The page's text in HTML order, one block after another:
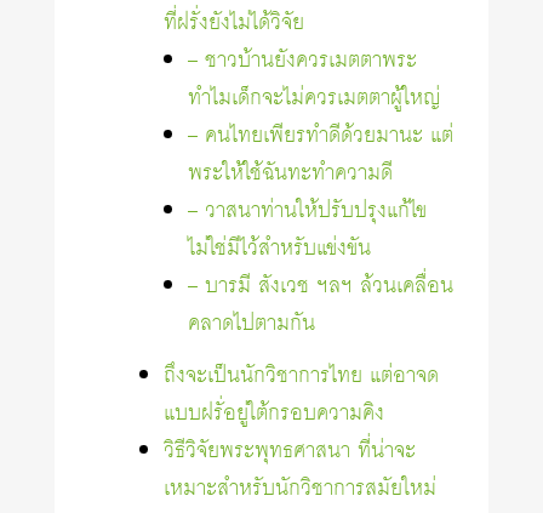
ที่ฝรั่งยังไม่ได้วิจัย
– ชาวบ้านยังควรเมตตาพระ
ทำไมเด็กจะไม่ควรเมตตาผู้ใหญ่
– คนไทยเพียรทำดีด้วยมานะ แต่
พระให้ใช้ฉันทะทำความดี
– วาสนาท่านให้ปรับปรุงแก้ไข
ไม่ใช่มีไว้สำหรับแข่งขัน
– บารมี สังเวช ฯลฯ ล้วนเคลื่อน
คลาดไปตามกัน
ถึงจะเป็นนักวิชาการไทย แต่อาจด
แบบฝรั่อยู่ใต้กรอบความคิง
วิธีวิจัยพระพุทธศาสนา ที่น่าจะ
เหมาะสำหรับนักวิชาการสมัยใหม่